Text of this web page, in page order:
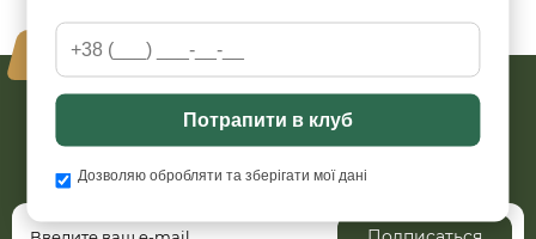
Потрапити в клуб
Дозволяю обробляти та зберігати мої дані
Ваша безопасность - наш приоритет
Подпишитесь на нашу рассылку